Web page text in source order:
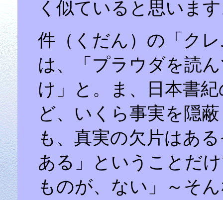
く似ていると思いま
件（くだん）の「ク
は、「プラウダを読
け」と。ま、日本書
ど、いくら事実を隠
も、真実の欠片はあ
ある」ということだ
ものが、ない」～そ